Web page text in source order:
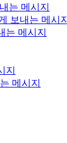
는 메시지
보내는 메시지
는 메시지
지
메시지